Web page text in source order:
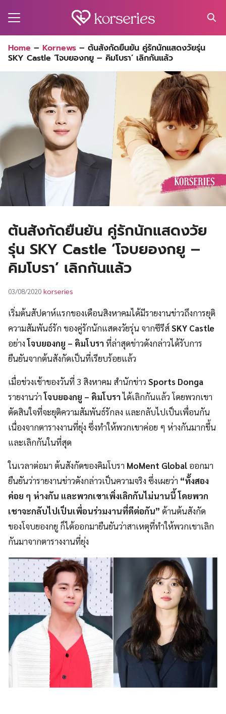
for:
Home – Kornews – ต้นสังกัดยืนยัน คู่รักนักแสดงวัยรุ่น
SKY Castle ‘โจบยองกยู – คิมโบรา’ เลิกกันแล้ว
ต้นสังกัดยืนยัน คู่รักนักแสดงวัย
รุ่น SKY Castle ‘โจบยองกยู –
คิมโบรา’ เลิกกันแล้ว
03/08/2020 korseries
เริ่มต้นสัปดาห์แรกของเดือนสิงหาคมได้มีรายงานข่าวถึงการยุติ
ความสัมพันธ์รัก ของคู่รักนักแสดงวัยรุ่น จากซีรีส์SKY Castle
อย่างโจบยองกยู – คิมโบราที่ล่าสุดข่าวดังกล่าวได้รับการ
ยืนยันจากต้นสังกัดเป็นที่เรียบร้อยแล้ว
เมื่อช่วงเช้าของวันที่ 3 สิงหาคม สำนักข่าวSports Donga
รายงานว่าโจบยองกยู – คิมโบราได้เลิกกันแล้ว โดยพวกเขา
ตัดสินใจที่จะยุติความสัมพันธ์รักลง และกลับไปเป็นเพื่อนกัน
เนื่องจากตารางงานที่ยุ่ง ซึ่งทำให้พวกเขาค่อย ๆ ห่างกันมากขึ้น
และเลิกกันในที่สุด
ในเวลาต่อมา ต้นสังกัดของคิมโบรา MoMent Global ออกมา
ยืนยันว่ารายงานข่าวดังกล่าวเป็นความจริง ซึ่งเผยว่า “ทั้งสอง
ค่อย ๆ ห่างกัน และพวกเขาเพิ่งเลิกกันไม่นานนี้ โดยพวก
เชาจะกลับไปเป็นเพื่อนร่วมงานที่ดีต่อกัน” ด้านต้นสังกัด
ของโจบยองกยู ก็ได้ออกมายืนยันว่าสาเหตุที่ทำให้พวกเขาเลิก
กันมาจากตารางงานที่ยุ่ง